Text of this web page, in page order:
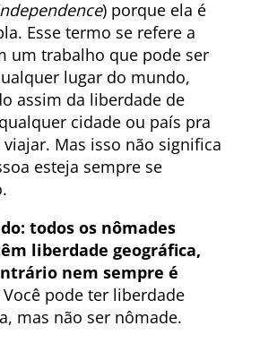
) porque ela é
Esse termo se refere a
um trabalho que pode ser
lugar do mundo,
assim da liberdade de
cidade ou país pra
Mas isso não significa
esteja sempre se
todos os nômades
liberdade geográfica,
nem sempre é
Você pode ter liberdade
mas não ser nômade.